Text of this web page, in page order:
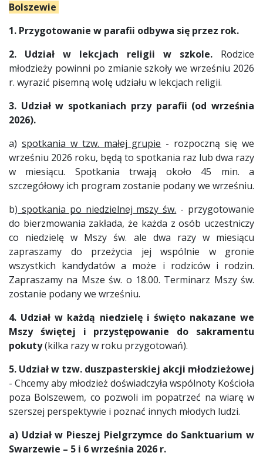
Bolszewie
1. Przygotowanie w parafii odbywa się przez rok.
2. Udział w lekcjach religii w szkole. Rodzice
młodzieży powinni po zmianie szkoły we wrześniu 2026
r. wyrazić pisemną wolę udziału w lekcjach religii.
3. Udział w spotkaniach przy parafii (od września
2026).
a) spotkania w tzw. małej grupie - rozpoczną się we
wrześniu 2026 roku, będą to spotkania raz lub dwa razy
w miesiącu. Spotkania trwają około 45 min. a
szczegółowy ich program zostanie podany we wrześniu.
b) spotkania po niedzielnej mszy św. - przygotowanie
do bierzmowania zakłada, że każda z osób uczestniczy
co niedzielę w Mszy św. ale dwa razy w miesiącu
zapraszamy do przeżycia jej wspólnie w gronie
wszystkich kandydatów a może i rodziców i rodzin.
Zapraszamy na Msze św. o 18.00. Terminarz Mszy św.
zostanie podany we wrześniu.
4. Udział w każdą niedzielę i święto nakazane we
Mszy świętej i przystępowanie do sakramentu
pokuty(kilka razy w roku przygotowań).
5. Udział w tzw. duszpasterskiej akcji młodzieżowej
- Chcemy aby młodzież doświadczyła wspólnoty Kościoła
poza Bolszewem, co pozwoli im popatrzeć na wiarę w
szerszej perspektywie i poznać innych młodych ludzi.
a) Udział w Pieszej Pielgrzymce do Sanktuarium w
Swarzewie – 5 i 6 września 2026 r.